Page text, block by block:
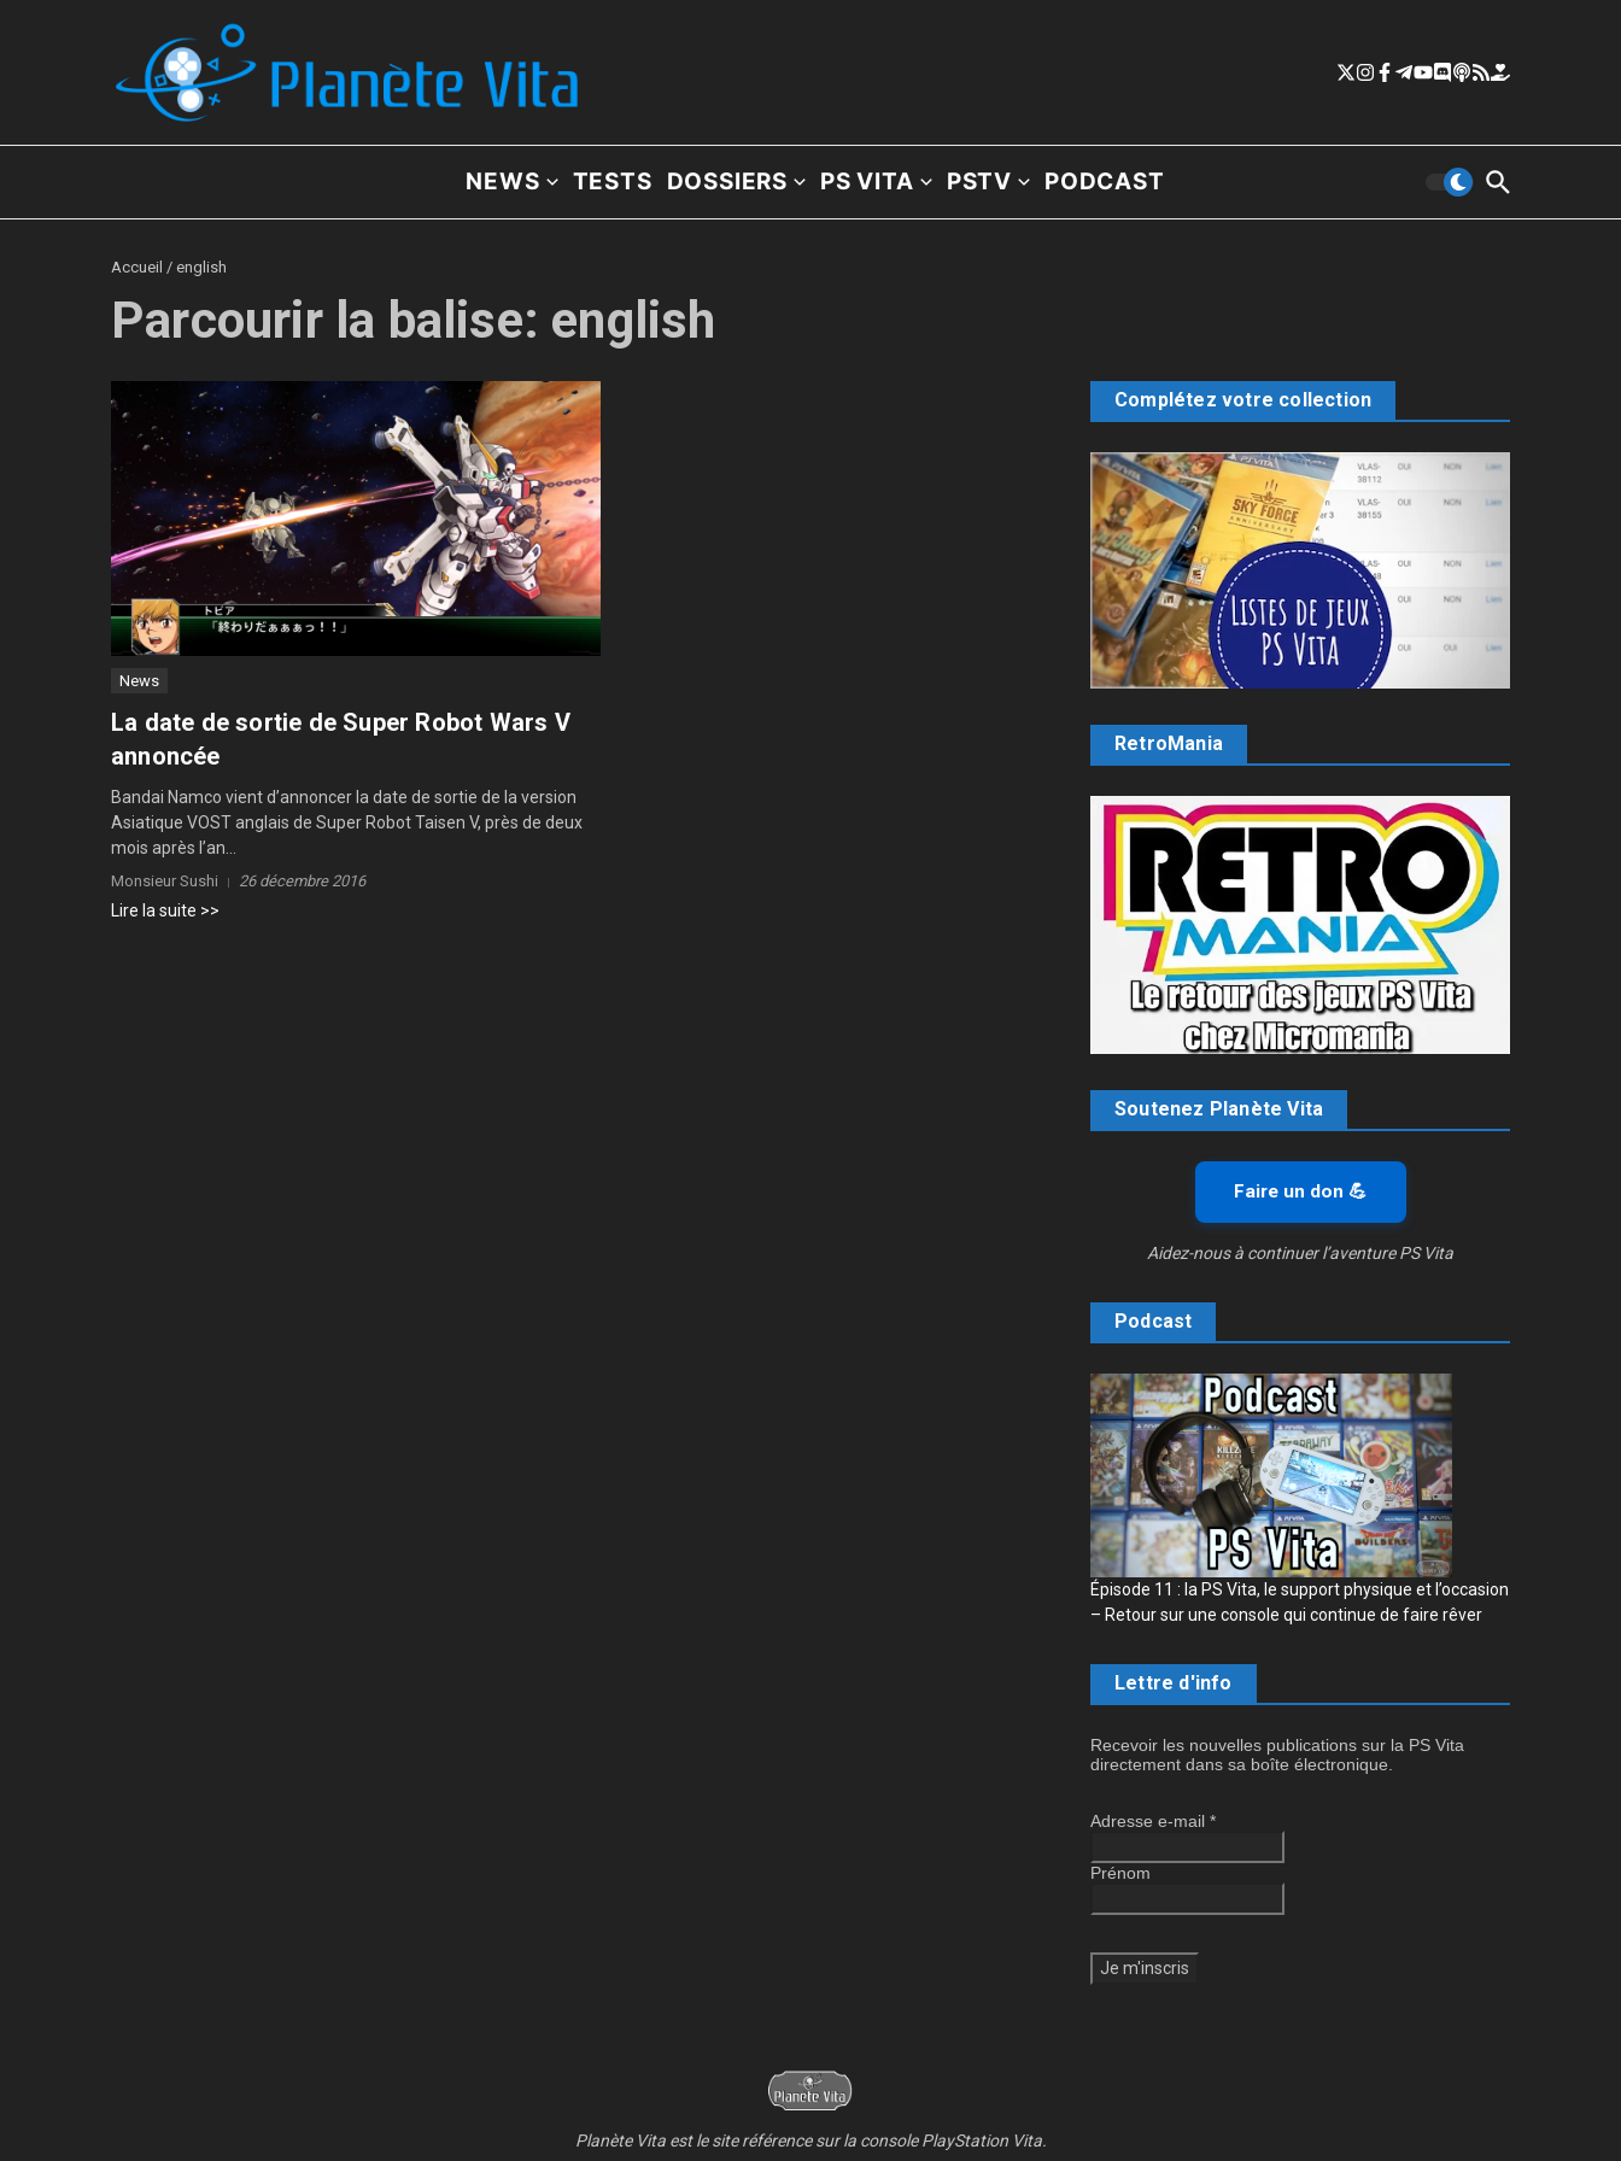
NEWS TESTS DOSSIERS PS VITA PSTV PODCAST
Accueil / english
Parcourir la balise: english
News
La date de sortie de Super Robot Wars V
annoncée
Bandai Namco vient d’annoncer la date de sortie de la version
Asiatique VOST anglais de Super Robot Taisen V, près de deux
mois après l’an...
Monsieur Sushi 26 décembre 2016
Lire la suite >>
Complétez votre collection
RetroMania
Soutenez Planète Vita
Faire un don 💪
Aidez-nous à continuer l’aventure PS Vita
Podcast
Épisode 11 : la PS Vita, le support physique et l’occasion
– Retour sur une console qui continue de faire rêver
Lettre d'info
Recevoir les nouvelles publications sur la PS Vita
directement dans sa boîte électronique.
Adresse e-mail *
Prénom
Planète Vita est le site référence sur la console PlayStation Vita.